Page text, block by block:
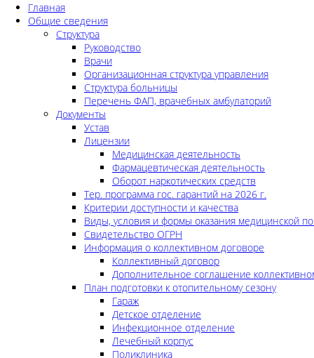
Главная
Общие сведения
Структура
Руководство
Врачи
Организационная структура управления
Структура больницы
Перечень ФАП, врачебных амбулаторий
Документы
Устав
Лицензии
Медицинская деятельность
Фармацевтическая деятельность
Оборот наркотических средств
Тер. программа гос. гарантий на 2026 г.
Критерии доступности и качества
Виды, условия и формы оказания медицинской
Свидетельство ОГРН
Информация о коллективном договоре
Коллективный договор
Дополнительное соглашение
План подготовки к отопительному сезону
Гараж
Детское отделение
Инфекционное отделение
Лечебный корпус
Поликлиника